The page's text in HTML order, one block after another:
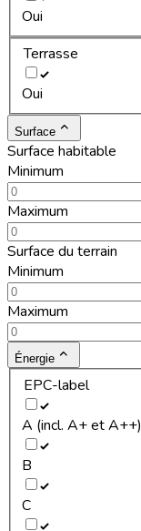
Oui
Terrasse
Oui
Surface
Surface habitable
Minimum
Maximum
Surface du terrain
Minimum
Maximum
Énergie
EPC-label
A (incl. A+ et A++)
B
C